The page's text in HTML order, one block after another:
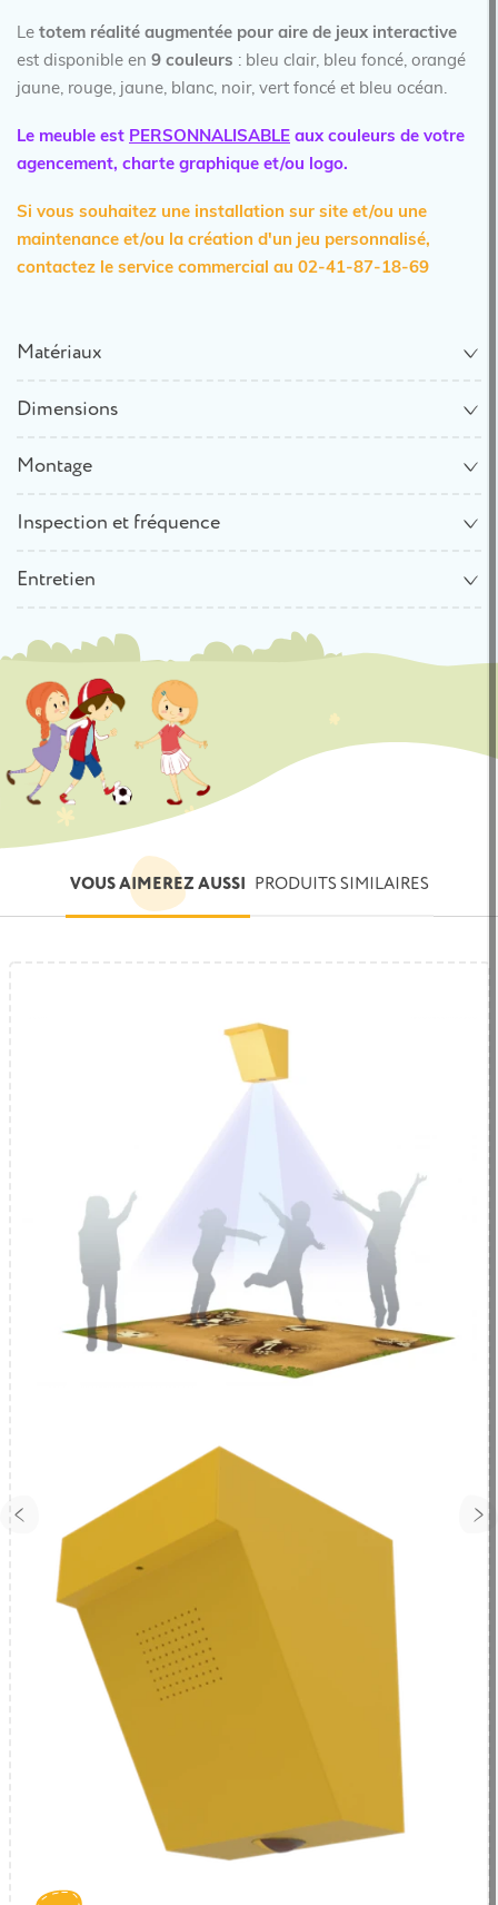
Le totem réalité augmentée pour aire de jeux interactive
est disponible en 9 couleurs : bleu clair, bleu foncé, orangé
jaune, rouge, jaune, blanc, noir, vert foncé et bleu océan.
Le meuble est PERSONNALISABLE aux couleurs de votre
agencement, charte graphique et/ou logo.
Si vous souhaitez une installation sur site et/ou une
maintenance et/ou la création d'un jeu personnalisé,
contactez le service commercial au 02-41-87-18-69
Matériaux
Dimensions
Montage
Inspection et fréquence
Entretien
VOUS AIMEREZ AUSSI PRODUITS SIMILAIRES